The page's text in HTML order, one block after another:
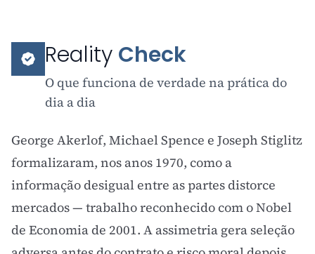
Reality Check
O que funciona de verdade na prática do
dia a dia
George Akerlof, Michael Spence e Joseph Stiglitz
formalizaram, nos anos 1970, como a
informação desigual entre as partes distorce
mercados — trabalho reconhecido com o Nobel
de Economia de 2001. A assimetria gera seleção